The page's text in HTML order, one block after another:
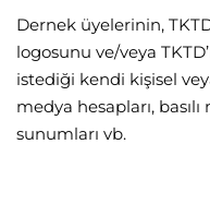
Dernek üyelerinin,
logosunu ve/veya
istediği kendi kişisel
medya hesapları,
sunumları vb.